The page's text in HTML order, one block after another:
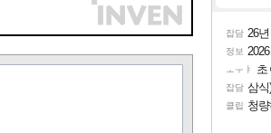
잡담 26년
정보
ㅗㅜㅑ 초
잡담 삼식
클립 청량